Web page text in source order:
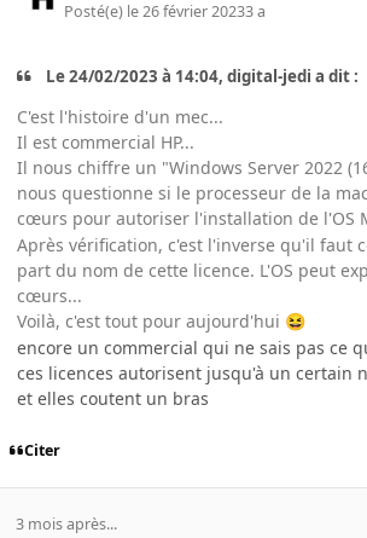
Posté(e) le 26 février 20233 a
Le 24/02/2023 à 14:04, digital-jedi a dit :
C'est l'histoire d'un mec...
Il est commercial HP...
Il nous chiffre un "Windows Server 2022
nous questionne si le processeur de la
cœurs pour autoriser l'installation de l'OS
Après vérification, c'est l'inverse qu'il faut
part du nom de cette licence. L'OS peut
cœurs...
Voilà, c'est tout pour aujourd'hui 😆
encore un commercial qui ne sais pas ce
ces licences autorisent jusqu'à un certain
et elles coutent un bras
Citer
3 mois après...